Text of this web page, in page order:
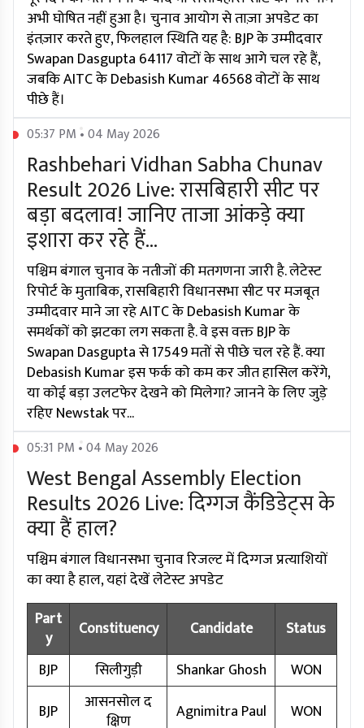
अभी घोषित नहीं हुआ है। चुनाव आयोग से ताज़ा अपडेट का
इंतज़ार करते हुए, फिलहाल स्थिति यह है: BJP के उम्मीदवार
Swapan Dasgupta 64117 वोटों के साथ आगे चल रहे हैं,
जबकि AITC के Debasish Kumar 46568 वोटों के साथ
पीछे हैं।
05:37 PM • 04 May 2026
Rashbehari Vidhan Sabha Chunav
Result 2026 Live: रासबिहारी सीट पर
बड़ा बदलाव! जानिए ताजा आंकड़े क्या
इशारा कर रहे हैं...
पश्चिम बंगाल चुनाव के नतीजों की मतगणना जारी है. लेटेस्ट
रिपोर्ट के मुताबिक, रासबिहारी विधानसभा सीट पर मजबूत
उम्मीदवार माने जा रहे AITC के Debasish Kumar के
समर्थकों को झटका लग सकता है. वे इस वक्त BJP के
Swapan Dasgupta से 17549 मतों से पीछे चल रहे हैं. क्या
Debasish Kumar इस फर्क को कम कर जीत हासिल करेंगे,
या कोई बड़ा उलटफेर देखने को मिलेगा? जानने के लिए जुड़े
रहिए Newstak पर...
05:31 PM • 04 May 2026
West Bengal Assembly Election
Results 2026 Live: दिग्गज कैंडिडेट्स के
क्या हैं हाल?
पश्चिम बंगाल विधानसभा चुनाव रिजल्ट में दिग्गज प्रत्याशियों
का क्या है हाल, यहां देखें लेटेस्ट अपडेट
Part
y
Constituency Candidate
Status
BJP
सिलीगुड़ी Shankar Ghosh
WON
BJP
आसनसोल द
क्षिण
Agnimitra Paul WON